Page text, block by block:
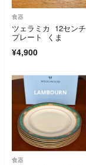
食器
ツェラミカ 12センチ
プレート くま
¥4,900
食器